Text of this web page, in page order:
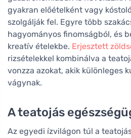
gyakran előételként vagy
szolgálják fel. Egyre több
hagyományos finomságból, és
kreatív ételekbe. Erjesztett
rizsételekkel kombinálva a
vonzza azokat, akik különleges
vágynak.
A teatojás
Az egyedi ízvilágon túl a